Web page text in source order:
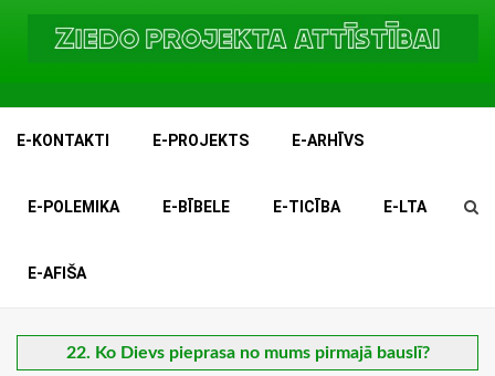
E-KONTAKTI E-PROJEKTS E-ARHĪVS
E-POLEMIKA E-BĪBELE E-TICĪBA E-LTA
E-AFIŠA
22. Ko Dievs pieprasa no mums pirmajā bauslī?